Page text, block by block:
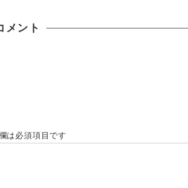
メント
は必須項目です